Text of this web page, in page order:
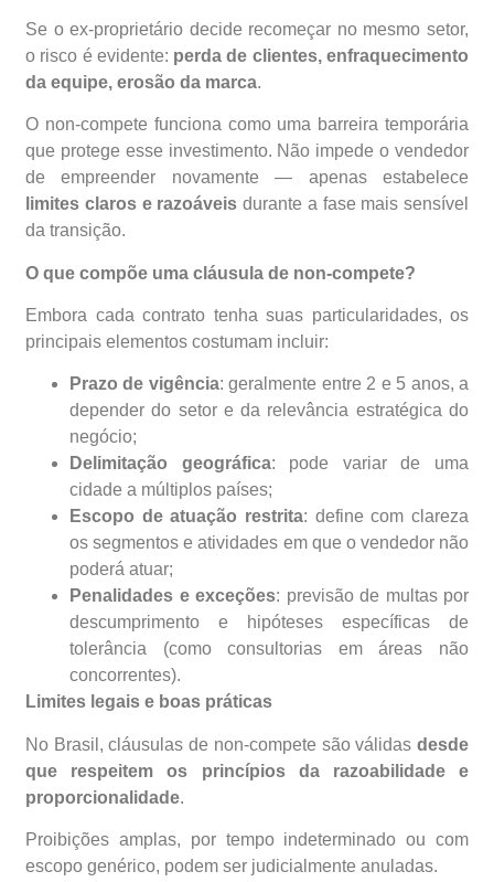
Se o ex-proprietário decide recomeçar no mesmo setor,
o risco é evidente: perda de clientes, enfraquecimento
da equipe, erosão da marca.
O non-compete funciona como uma barreira temporária
que protege esse investimento. Não impede o vendedor
de empreender novamente — apenas estabelece
limites claros e razoáveis durante a fase mais sensível
da transição.
O que compõe uma cláusula de non-compete?
Embora cada contrato tenha suas particularidades, os
principais elementos costumam incluir:
Prazo de vigência: geralmente entre 2 e 5 anos, a
depender do setor e da relevância estratégica do
negócio;
Delimitação geográfica: pode variar de uma
cidade a múltiplos países;
Escopo de atuação restrita: define com clareza
os segmentos e atividades em que o vendedor não
poderá atuar;
Penalidades e exceções: previsão de multas por
descumprimento e hipóteses específicas de
tolerância (como consultorias em áreas não
concorrentes).
Limites legais e boas práticas
No Brasil, cláusulas de non-compete são válidas desde
que respeitem os princípios da razoabilidade e
proporcionalidade.
Proibições amplas, por tempo indeterminado ou com
escopo genérico, podem ser judicialmente anuladas.